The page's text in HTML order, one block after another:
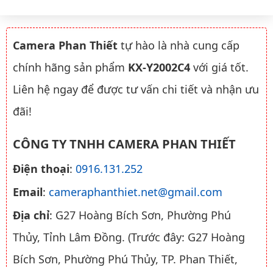
Camera Phan Thiết tự hào là nhà cung cấp
chính hãng sản phẩm KX-Y2002C4 với giá tốt.
Liên hệ ngay để được tư vấn chi tiết và nhận ưu
đãi!
CÔNG TY TNHH CAMERA PHAN THIẾT
Điện thoại: 0916.131.252
Email: cameraphanthiet.net@gmail.com
Địa chỉ: G27 Hoàng Bích Sơn, Phường Phú
Thủy, Tỉnh Lâm Đồng. (Trước đây: G27 Hoàng
Bích Sơn, Phường Phú Thủy, TP. Phan Thiết,